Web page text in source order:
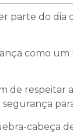
parte do dia
como
de respeitar
cabeça